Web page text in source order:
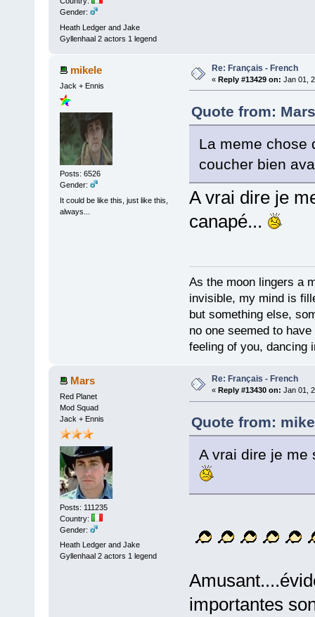
Gender:
Heath Ledger and Jake
Gyllenhaal 2 actors 1 legend
mikele
Jack + Ennis
Posts: 6526
Gender:
It could be like this, just like this,
always...
Re: Français - French
« Reply #13429 on: Jan 01,
Quote from:
La meme chose
coucher bien
A vrai dire je
canapé...
As the moon lingers a
invisible, my mind is
but something else,
no one seemed to
feeling of you, dancing
Mars
Red Planet
Mod Squad
Jack + Ennis
Posts: 111235
Country:
Gender:
Heath Ledger and Jake
Gyllenhaal 2 actors 1 legend
Re: Français - French
« Reply #13430 on: Jan 01,
Quote from:
A vrai dire je me
importantes